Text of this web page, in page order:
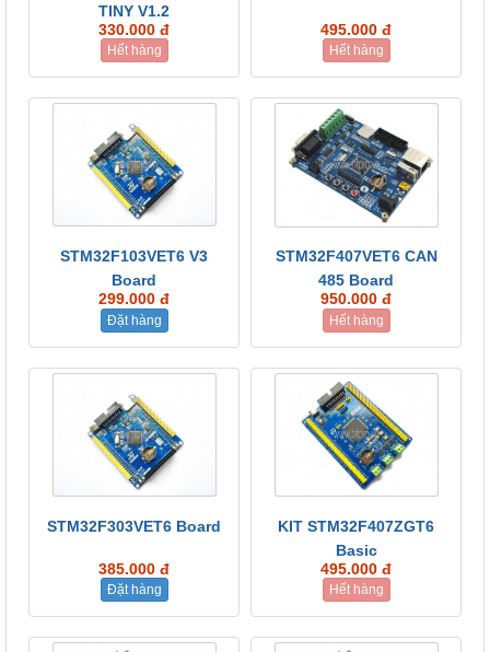
TINY V1.2
330.000 đ
Hết hàng
495.000 đ
Hết hàng
STM32F103VET6 V3
Board
299.000 đ
Đặt hàng
STM32F407VET6 CAN
485 Board
950.000 đ
Hết hàng
STM32F303VET6 Board
385.000 đ
Đặt hàng
KIT STM32F407ZGT6
Basic
495.000 đ
Hết hàng